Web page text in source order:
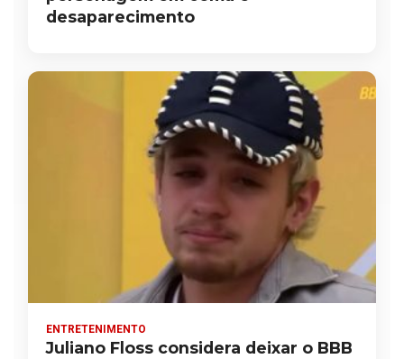
desaparecimento
ENTRETENIMENTO
Juliano Floss considera deixar o BBB